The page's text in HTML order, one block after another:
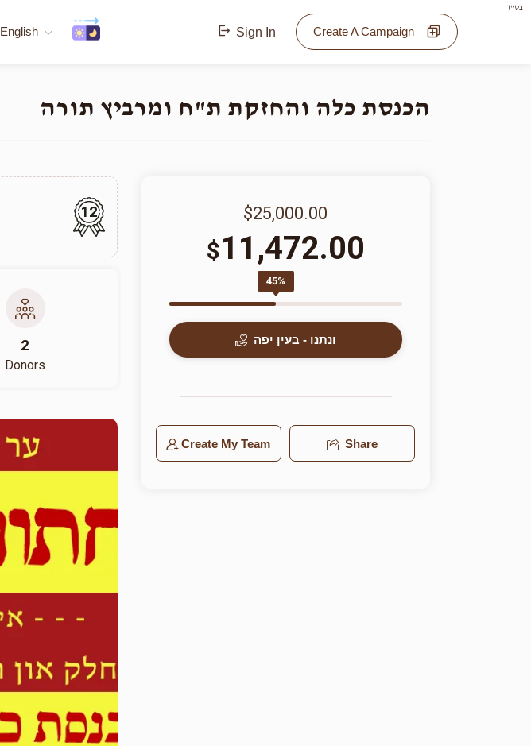
בס"ד
English Sign In Create A Campaign
הכנסת כלה והחזקת ת"ח ומרביץ תורה
12
2
Donors
$25,000.00
$11,472.00
45%
ונתנו - בעין יפה
Create My Team Share